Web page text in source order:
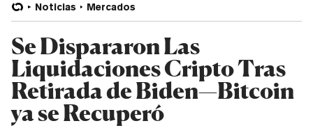
Noticias Mercados
Se Dispararon Las
Liquidaciones Cripto Tras
Retirada de Biden—Bitcoin
ya se Recuperó